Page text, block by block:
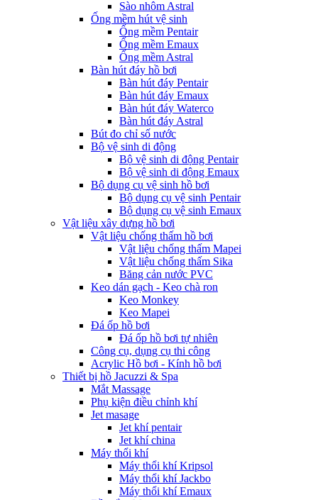
Sào nhôm Astral
Ống mềm hút vệ sinh
Ống mềm Pentair
Ống mềm Emaux
Ống mềm Astral
Bàn hút đáy hồ bơi
Bàn hút đáy Pentair
Bàn hút đáy Emaux
Bàn hút đáy Waterco
Bàn hút đáy Astral
Bút đo chỉ số nước
Bộ vệ sinh di động
Bộ vệ sinh di động Pentair
Bộ vệ sinh di động Emaux
Bộ dụng cụ vệ sinh hồ bơi
Bộ dụng cụ vệ sinh Pentair
Bộ dụng cụ vệ sinh Emaux
Vật liệu xây dựng hồ bơi
Vật liệu chống thấm hồ bơi
Vật liệu chống thấm Mapei
Vật liệu chống thấm Sika
Băng cản nước PVC
Keo dán gạch - Keo chà ron
Keo Monkey
Keo Mapei
Đá ốp hồ bơi
Đá ốp hồ bơi tự nhiên
Công cụ, dụng cụ thi công
Acrylic Hồ bơi - Kính hồ bơi
Thiết bị hồ Jacuzzi & Spa
Mắt Massage
Phụ kiện điều chỉnh khí
Jet masage
Jet khí pentair
Jet khí china
Máy thổi khí
Máy thổi khí Kripsol
Máy thổi khí Jackbo
Máy thổi khí Emaux